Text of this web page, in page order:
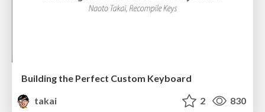
Building the Perfect Custom Keyboard
takai
2 830